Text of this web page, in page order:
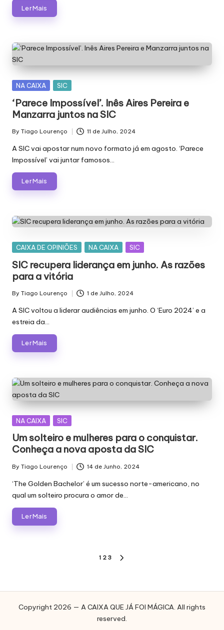
Ler Mais
Posted
NA CAIXA SIC
‘Parece Impossível’. Inês Aires Pereira e
Manzarra juntos na SIC
Posted
by
By Tiago Lourenço 11 de Julho, 2024
A SIC vai apostar num novo formato já em agosto. ‘Parece
Impossível’ vai juntar famosos…
Ler Mais
Posted
CAIXA DE OPINIÕES NA CAIXA SIC
SIC recupera liderança em junho. As razões
para a vitória
Posted
by
By Tiago Lourenço 1 de Julho, 2024
A SIC voltou a liderar audiências em junho. O ‘Euro 2024’ e a
estreia da…
Ler Mais
Posted
NA CAIXA SIC
Um solteiro e mulheres para o conquistar.
Conheça a nova aposta da SIC
Posted
by
By Tiago Lourenço 14 de Junho, 2024
‘The Golden Bachelor’ é um sucesso norte-americano, no
qual um solteiro procura o amor de…
Ler Mais
conteúdos
1 2 3
Copyright 2026 — A CAIXA QUE JÁ FOI MÁGICA. All rights
reserved.